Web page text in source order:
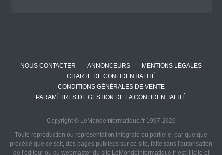
NOUS CONTACTER ANNONCEURS
MENTIONS LÉGALES
CHARTE DE CONFIDENTIALITÉ
CONDITIONS GÉNÉRALES DE VENTE
PARAMÈTRES DE GESTION DE LA CONFIDENTIALITÉ
Copyright © LeMondeInformatique.fr 1997-2026
Toute reproduction ou représentation intégrale ou partielle, par quelque
procédé que ce soit, des pages publiées sur ce site, faite sans l'autorisation
de l'éditeur ou du webmaster du site LeMondeInformatique.fr est illicite et